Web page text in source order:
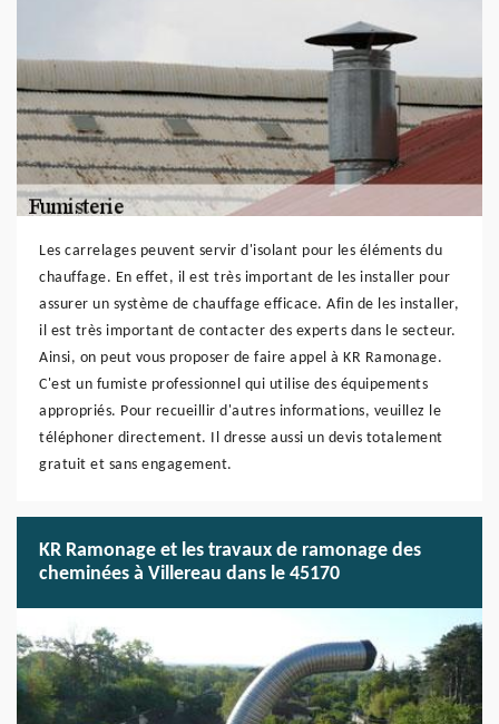
Les carrelages peuvent servir d'isolant pour les éléments du
chauffage. En effet, il est très important de les installer pour
assurer un système de chauffage efficace. Afin de les installer,
il est très important de contacter des experts dans le secteur.
Ainsi, on peut vous proposer de faire appel à KR Ramonage.
C'est un fumiste professionnel qui utilise des équipements
appropriés. Pour recueillir d'autres informations, veuillez le
téléphoner directement. Il dresse aussi un devis totalement
gratuit et sans engagement.
KR Ramonage et les travaux de ramonage des
cheminées à Villereau dans le 45170